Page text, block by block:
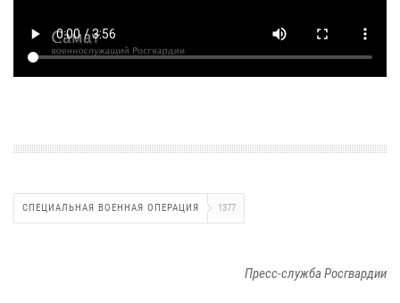
СПЕЦИАЛЬНАЯ ВОЕННАЯ ОПЕРАЦИЯ 1377
Пресс-служба Росгвардии